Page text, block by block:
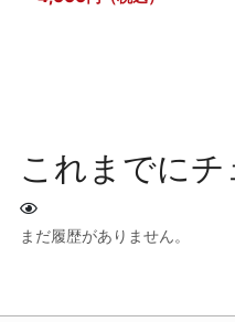
これまでに
まだ履歴がありません。